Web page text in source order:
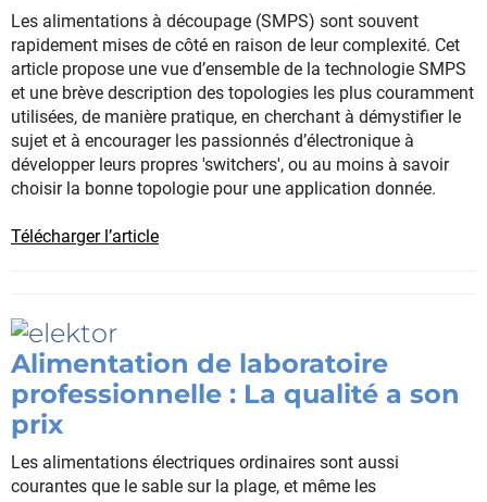
Les alimentations à découpage (SMPS) sont souvent
rapidement mises de côté en raison de leur complexité. Cet
article propose une vue d’ensemble de la technologie SMPS
et une brève description des topologies les plus couramment
utilisées, de manière pratique, en cherchant à démystifier le
sujet et à encourager les passionnés d’électronique à
développer leurs propres 'switchers', ou au moins à savoir
choisir la bonne topologie pour une application donnée.
Télécharger l’article
Alimentation de laboratoire
professionnelle : La qualité a son
prix
Les alimentations électriques ordinaires sont aussi
courantes que le sable sur la plage, et même les